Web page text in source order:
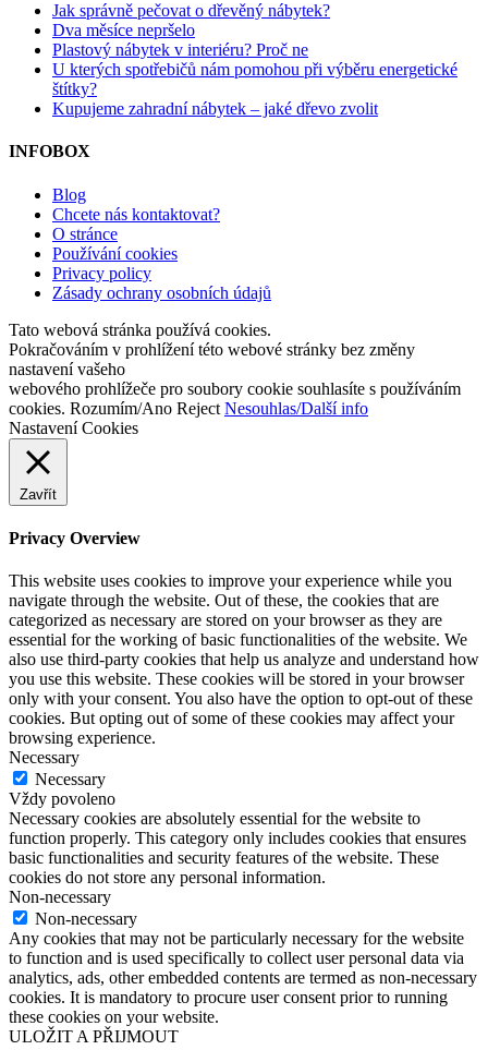
Jak správně pečovat o dřevěný nábytek?
Dva měsíce nepršelo
Plastový nábytek v interiéru? Proč ne
U kterých spotřebičů nám pomohou při výběru energetické
štítky?
Kupujeme zahradní nábytek – jaké dřevo zvolit
INFOBOX
Blog
Chcete nás kontaktovat?
O stránce
Používání cookies
Privacy policy
Zásady ochrany osobních údajů
Tato webová stránka používá cookies.
Pokračováním v prohlížení této webové stránky bez změny
nastavení vašeho
webového prohlížeče pro soubory cookie souhlasíte s používáním
cookies. Rozumím/Ano Reject Nesouhlas/Další info
Nastavení Cookies
Zavřít
Privacy Overview
This website uses cookies to improve your experience while you
navigate through the website. Out of these, the cookies that are
categorized as necessary are stored on your browser as they are
essential for the working of basic functionalities of the website. We
also use third-party cookies that help us analyze and understand how
you use this website. These cookies will be stored in your browser
only with your consent. You also have the option to opt-out of these
cookies. But opting out of some of these cookies may affect your
browsing experience.
Necessary
Necessary
Vždy povoleno
Necessary cookies are absolutely essential for the website to
function properly. This category only includes cookies that ensures
basic functionalities and security features of the website. These
cookies do not store any personal information.
Non-necessary
Non-necessary
Any cookies that may not be particularly necessary for the website
to function and is used specifically to collect user personal data via
analytics, ads, other embedded contents are termed as non-necessary
cookies. It is mandatory to procure user consent prior to running
these cookies on your website.
ULOŽIT A PŘIJMOUT